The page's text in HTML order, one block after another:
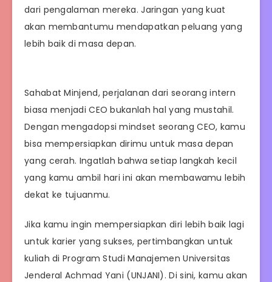
dari pengalaman mereka. Jaringan yang kuat
akan membantumu mendapatkan peluang yang
lebih baik di masa depan.
Sahabat Minjend, perjalanan dari seorang intern
biasa menjadi CEO bukanlah hal yang mustahil.
Dengan mengadopsi mindset seorang CEO, kamu
bisa mempersiapkan dirimu untuk masa depan
yang cerah. Ingatlah bahwa setiap langkah kecil
yang kamu ambil hari ini akan membawamu lebih
dekat ke tujuanmu.
Jika kamu ingin mempersiapkan diri lebih baik lagi
untuk karier yang sukses, pertimbangkan untuk
kuliah di Program Studi Manajemen Universitas
Jenderal Achmad Yani (UNJANI). Di sini, kamu akan